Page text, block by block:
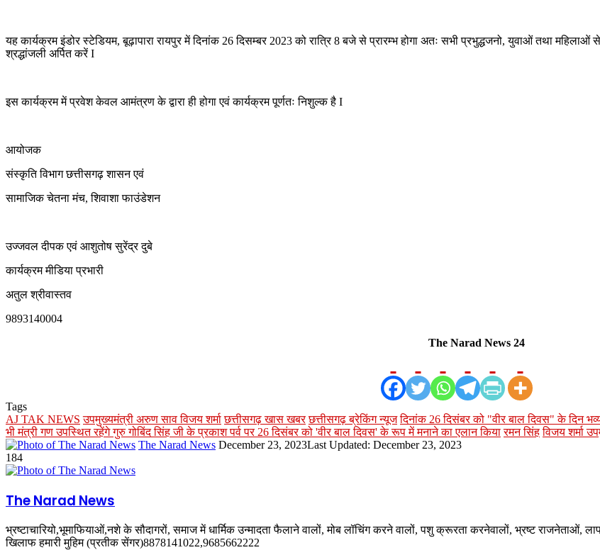
यह कार्यक्रम इंडोर स्टेडियम, बूढ़ापारा रायपुर में दिनांक 26 दिसम्बर 2023 को रात्रि 8 बजे से प्रारम्भ होगा अतः सभी प्रभुद्धजनो, युवाओं तथा
श्रद्धांजली अर्पित करें I
इस कार्यक्रम में प्रवेश केवल आमंत्रण के द्वारा ही होगा एवं कार्यक्रम पूर्णतः निशुल्क है I
आयोजक
संस्कृति विभाग छत्तीसगढ़ शासन एवं
सामाजिक चेतना मंच, शिवाशा फाउंडेशन
उज्जवल दीपक एवं आशुतोष सुरेंद्र दुबे
कार्यक्रम मीडिया प्रभारी
अतुल श्रीवास्तव
9893140004
The Narad News 24
Tags
AJ TAK NEWS उपमुख्यमंत्री अरुण साव विजय शर्मा छत्तीसगढ़ खास खबर छत्तीसगढ़ ब्रेकिंग न्यूज दिनांक 26 दिसंबर को "वीर बाल दिवस" के दिन
भी मंत्री गण उपस्थित रहेंगे गुरु गोबिंद सिंह जी के प्रकाश पर्व पर 26 दिसंबर को 'वीर बाल दिवस' के रूप में मनाने का एलान किया रमन सिंह विजय शर्मा
The Narad News Send
December 23, 2023Last Updated: December 23, 2023
184
The Narad News
भ्रष्टाचारियो,भूमाफियाओं,नशे के सौदागरों, समाज में धार्मिक उन्मादता फैलाने वालों, मोब लॉचिंग करने वालों, पशु क्रूरता करनेवालों, भ्रष्ट राजनेताओं,
खिलाफ हमारी मुहिम (प्रतीक सेंगर)8878141022,9685662222